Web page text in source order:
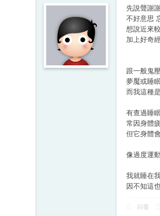
先說聲謝
不好意思
想說近來
加上好奇
跟一般鬼
夢魘或睡
而我這種
有查過睡
常因身體
但它身體
像過度運
我就睡在
因不知這
回覆